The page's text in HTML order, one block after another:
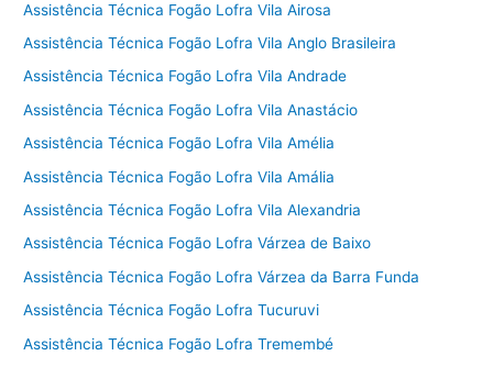
Assistência Técnica Fogão Lofra Vila Airosa
Assistência Técnica Fogão Lofra Vila Anglo Brasileira
Assistência Técnica Fogão Lofra Vila Andrade
Assistência Técnica Fogão Lofra Vila Anastácio
Assistência Técnica Fogão Lofra Vila Amélia
Assistência Técnica Fogão Lofra Vila Amália
Assistência Técnica Fogão Lofra Vila Alexandria
Assistência Técnica Fogão Lofra Várzea de Baixo
Assistência Técnica Fogão Lofra Várzea da Barra Funda
Assistência Técnica Fogão Lofra Tucuruvi
Assistência Técnica Fogão Lofra Tremembé